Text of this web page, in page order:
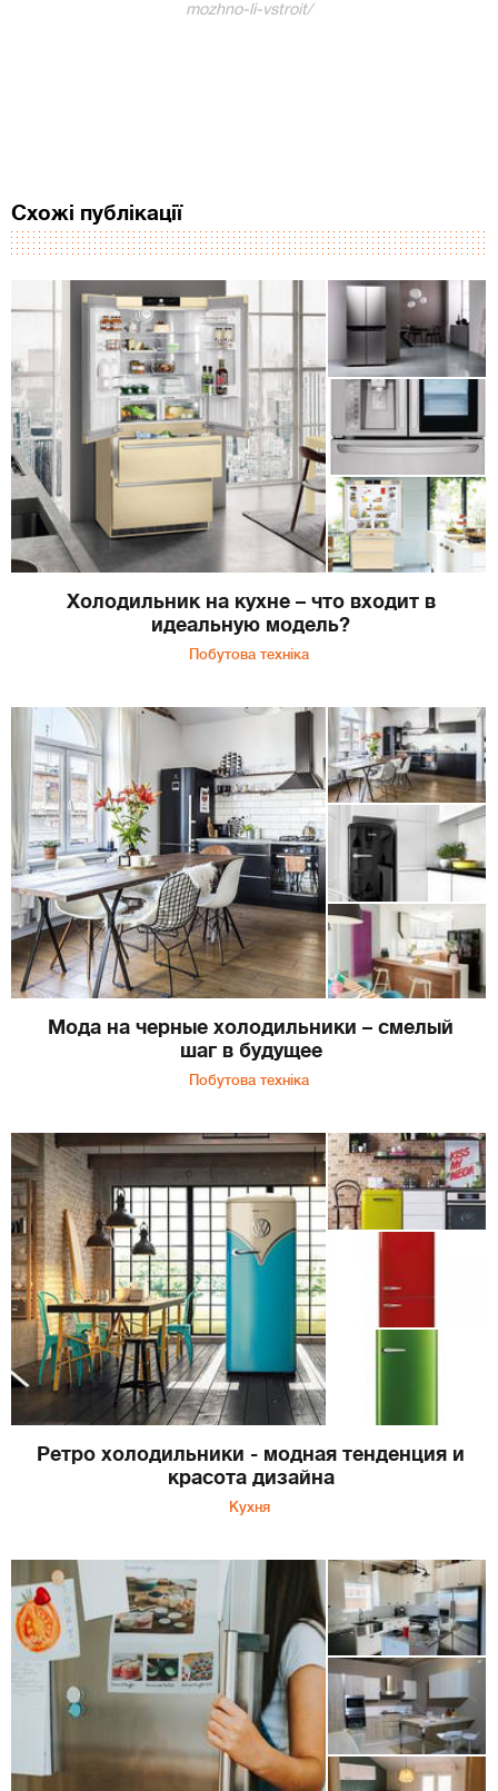
mozhno-li-vstroit/
Схожі публікації
Холодильник на кухне – что входит в
идеальную модель?
Побутова техніка
Мода на черные холодильники – смелый
шаг в будущее
Побутова техніка
Ретро холодильники - модная тенденция и
красота дизайна
Кухня